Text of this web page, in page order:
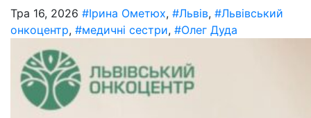
Тра 16, 2026 #Ірина Ометюх, #Львів, #Львівський
онкоцентр, #медичні сестри, #Олег Дуда